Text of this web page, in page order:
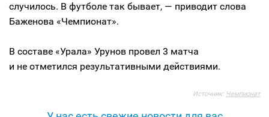
случилось. В футболе так бывает, — приводит слова
Баженова «Чемпионат».
В составе «Урала» Урунов провел 3 матча
и не отметился результативными действиями.
Источник: Чемпионат